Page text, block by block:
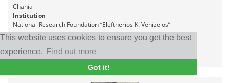
This website uses cookies to ensure you get the best
experience.
Find out more
Got it!
Chania
Institution
National Research Foundation “Eleftherios K. Venizelos”
RDF
| CC BY-NC 4.0